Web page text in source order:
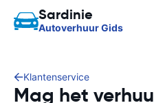
Sardinie
Autoverhuur Gids
Klantenservice
Mag het